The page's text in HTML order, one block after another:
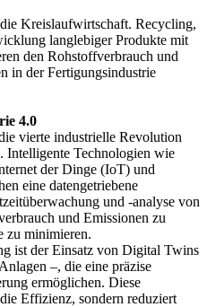
Kreislaufwirtschaft. Recycling,
langlebiger Produkte mit
den Rohstoffverbrauch und
in der Fertigungsindustrie
4.0
vierte industrielle Revolution
Intelligente Technologien wie
der Dinge (IoT) und
eine datengetriebene
und -analyse von
und Emissionen zu
zu minimieren.
ist der Einsatz von Digital Twins
–, die eine präzise
ermöglichen. Diese
Effizienz, sondern reduziert